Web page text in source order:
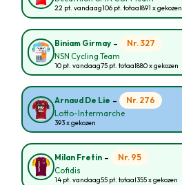
22 pt. vandaag106 pt. totaal891 x gekozen
Biniam Girmay - Nr. 327
NSN Cycling Team
10 pt. vandaag75 pt. totaal880 x gekozen
Arnaud De Lie - Nr. 276
Lotto-Intermarche
393 x gekozen
Milan Fretin - Nr. 95
Cofidis
14 pt. vandaag55 pt. totaal355 x gekozen